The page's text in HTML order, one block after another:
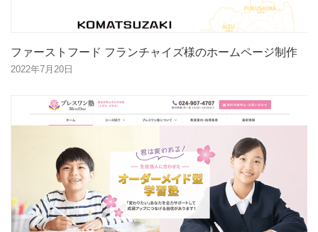
ファーストフード フランチャイズ様のホームページ制作
2022年7月20日